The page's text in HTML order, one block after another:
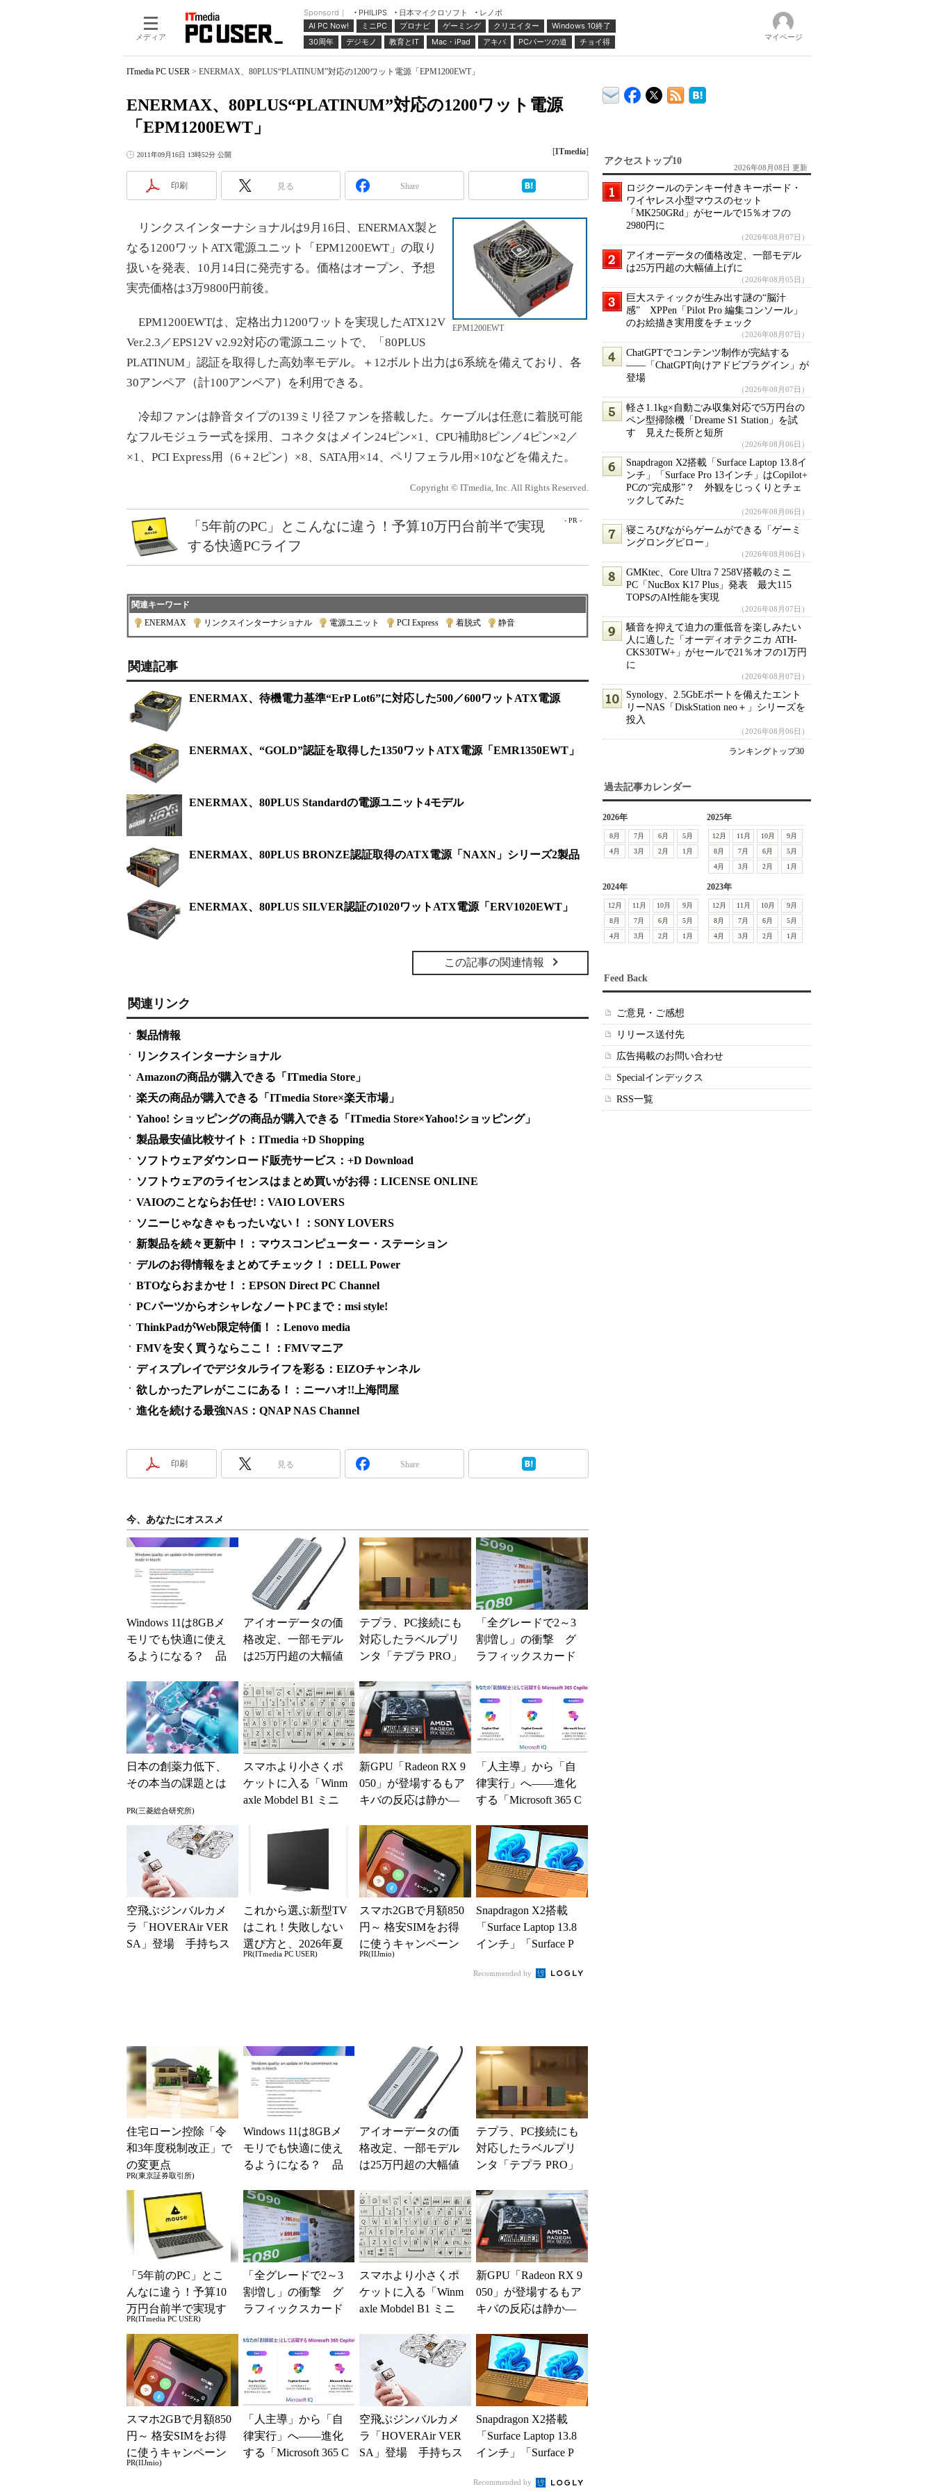
メディア
Sponsord｜ PHILIPS 日本マイクロソフト
レノボ
AI PC Now!
ミニPC プロナビ ゲーミング クリエイター
Windows 10終了
30周年
デジモノ 教育とIT Mac・iPad アキバ PCパーツの道 チョイ得 マイページ
ITmedia PC USER > ENERMAX、80PLUS“PLATINUM”対応の1200ワット電源「EPM1200EWT」
ENERMAX、80PLUS“PLATINUM”対応の1200ワット電源
「EPM1200EWT」
2011年09月16日 13時52分 公開 [ITmedia]
印刷 見る Share
EPM1200EWT
リンクスインターナショナルは9月16日、ENERMAX製と
なる1200ワットATX電源ユニット「EPM1200EWT」の取り
扱いを発表、10月14日に発売する。価格はオープン、予想
実売価格は3万9800円前後。
EPM1200EWTは、定格出力1200ワットを実現したATX12V
Ver.2.3／EPS12V v2.92対応の電源ユニットで、「80PLUS
PLATINUM」認証を取得した高効率モデル。＋12ボルト出力は6系統を備えており、各
30アンペア（計100アンペア）を利用できる。
冷却ファンは静音タイプの139ミリ径ファンを搭載した。ケーブルは任意に着脱可能
なフルモジュラー式を採用、コネクタはメイン24ピン×1、CPU補助8ピン／4ピン×2／
×1、PCI Express用（6＋2ピン）×8、SATA用×14、ペリフェラル用×10などを備えた。
Copyright © ITmedia, Inc. All Rights Reserved.
- PR -
「5年前のPC」とこんなに違う！予算10万円台前半で実現
する快適PCライフ
関連キーワード
ENERMAX
リンクスインターナショナル 電源ユニット PCI Express 着脱式 静音
関連記事
ENERMAX、待機電力基準“ErP Lot6”に対応した500／600ワットATX電源
ENERMAX、“GOLD”認証を取得した1350ワットATX電源「EMR1350EWT」
ENERMAX、80PLUS Standardの電源ユニット4モデル
ENERMAX、80PLUS BRONZE認証取得のATX電源「NAXN」シリーズ2製品
ENERMAX、80PLUS SILVER認証の1020ワットATX電源「ERV1020EWT」
この記事の関連情報
関連リンク
製品情報
リンクスインターナショナル
Amazonの商品が購入できる「ITmedia Store」
楽天の商品が購入できる「ITmedia Store×楽天市場」
Yahoo! ショッピングの商品が購入できる「ITmedia Store×Yahoo!ショッピング」
製品最安値比較サイト：ITmedia +D Shopping
ソフトウェアダウンロード販売サービス：+D Download
ソフトウェアのライセンスはまとめ買いがお得：LICENSE ONLINE
VAIOのことならお任せ!：VAIO LOVERS
ソニーじゃなきゃもったいない！：SONY LOVERS
新製品を続々更新中！：マウスコンピューター・ステーション
デルのお得情報をまとめてチェック！：DELL Power
BTOならおまかせ！：EPSON Direct PC Channel
PCパーツからオシャレなノートPCまで：msi style!
ThinkPadがWeb限定特価！：Lenovo media
FMVを安く買うならここ！：FMVマニア
ディスプレイでデジタルライフを彩る：EIZOチャンネル
欲しかったアレがここにある！：ニーハオ!!上海問屋
進化を続ける最強NAS：QNAP NAS Channel
印刷 見る Share
今、あなたにオススメ
Windows 11は8GBメ
モリでも快適に使え
るようになる？ 品
と「26H2」に...
アイオーデータの価
格改定、一部モデル
は25万円超の大幅値
テプラ、PC接続にも
対応したラベルプリ
ンタ「テプラ PRO」
「全グレードで2～3
割増し」の衝撃 グ
ラフィックスカード
でアキバの購入制限
が深刻化
日本の創薬力低下、
その本当の課題とは
PR(三菱総合研究所)
スマホより小さくポ
ケットに入る「Winm
axle Mobdel B1 ミニ
ド」...
新GPU「Radeon RX 9
050」が登場するもア
キバの反応は静か―
ツ事...
「人主導」から「自
律実行」へ――進化
する「Microsoft 365 C
ー...
空飛ぶジンバルカメ
ラ「HOVERAir VER
SA」登場 手持ちス
これから選ぶ新型TV
はこれ！失敗しない
選び方と、2026年夏
の一押しモデル
PR(ITmedia PC USER)
スマホ2GBで月額850
円～ 格安SIMをお得
に使うキャンペーン
実施中！
PR(IIJmio)
Snapdragon X2搭載
「Surface Laptop 13.8
インチ」「Surface P
Recommended by
住宅ローン控除「令
和3年度税制改正」で
の変更点
PR(東京証券取引所)
Windows 11は8GBメ
モリでも快適に使え
るようになる？ 品
と「26H2」に...
アイオーデータの価
格改定、一部モデル
は25万円超の大幅値
テプラ、PC接続にも
対応したラベルプリ
ンタ「テプラ PRO」
「5年前のPC」とこ
んなに違う！予算10
万円台前半で実現す
る快適PCライフ
PR(ITmedia PC USER)
「全グレードで2～3
割増し」の衝撃 グ
ラフィックスカード
でアキバの購入制限
が深刻化
スマホより小さくポ
ケットに入る「Winm
axle Mobdel B1 ミニ
新GPU「Radeon RX 9
050」が登場するもア
キバの反応は静か―
ツ事...
スマホ2GBで月額850
円～ 格安SIMをお得
に使うキャンペーン
実施中！
PR(IIJmio)
「人主導」から「自
律実行」へ――進化
する「Microsoft 365 C
空飛ぶジンバルカメ
ラ「HOVERAir VER
SA」登場 手持ちス
Snapdragon X2搭載
「Surface Laptop 13.8
インチ」「Surface P
Recommended by
アクセストップ10
2026年08月08日 更新
ロジクールのテンキー付きキーボード・
ワイヤレス小型マウスのセット
「MK250GRd」がセールで15％オフの
2980円に
（2026年08月07日）
アイオーデータの価格改定、一部モデル
は25万円超の大幅値上げに
（2026年08月05日）
巨大スティックが生み出す謎の“脳汁
感” XPPen「Pilot Pro 編集コンソール」
のお絵描き実用度をチェック
（2026年08月07日）
ChatGPTでコンテンツ制作が完結する
――「ChatGPT向けアドビプラグイン」が
登場
（2026年08月07日）
軽さ1.1kg×自動ごみ収集対応で5万円台の
ペン型掃除機「Dreame S1 Station」を試
す 見えた長所と短所
（2026年08月06日）
Snapdragon X2搭載「Surface Laptop 13.8イ
ンチ」「Surface Pro 13インチ」はCopilot+
PCの“完成形”？ 外観をじっくりとチェ
ックしてみた
（2026年08月06日）
寝ころびながらゲームができる「ゲーミ
ングロングピロー」
（2026年08月06日）
GMKtec、Core Ultra 7 258V搭載のミニ
PC「NucBox K17 Plus」発表 最大115
TOPSのAI性能を実現
（2026年08月07日）
騒音を抑えて迫力の重低音を楽しみたい
人に適した「オーディオテクニカ ATH-
CKS30TW+」がセールで21％オフの1万円
に
（2026年08月07日）
Synology、2.5GbEポートを備えたエント
リーNAS「DiskStation neo＋」シリーズを
投入
（2026年08月06日）
ランキングトップ30
過去記事カレンダー
2026年
8月 7月 6月
5月
4月
3月 2月 1月
2025年
12月 11月 10月
9月
8月
7月 6月
5月
4月
3月 2月 1月
2024年
12月 11月 10月
9月
8月
7月 6月
5月
4月
3月 2月 1月
2023年
12月 11月 10月
9月
8月
7月 6月
5月
4月
3月 2月 1月
Feed Back
ご意見・ご感想
リリース送付先
広告掲載のお問い合わせ
Specialインデックス
RSS一覧